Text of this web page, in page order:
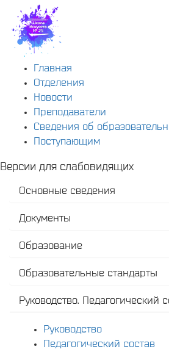
Главная
Отделения
Новости
Преподаватели
Сведения об
Поступающим
Версии для слабовидящих
Основные сведения
Документы
Образование
Образовательные стандарты
Руководство. Педагогический
Руководство
Педагогический состав